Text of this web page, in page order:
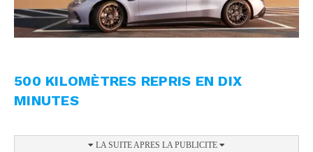
500 KILOMÈTRES REPRIS EN DIX
MINUTES